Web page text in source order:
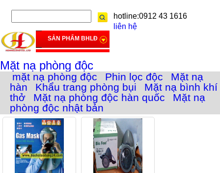
hotline:0912 43 1616
liên hệ
SẢN PHẨM BHLĐ
Mặt nạ phòng độc
mặt nạ phòng độc Phin lọc độc
Mặt nạ
hàn
Khẩu trang phòng bụi
Mặt nạ bình khí
thở
Mặt nạ phòng độc hàn quốc
Mặt nạ
phòng độc nhật bản